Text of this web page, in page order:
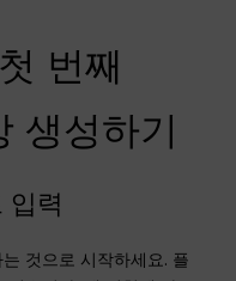
번째
생성하기
입력
것으로 시작하세요. 플